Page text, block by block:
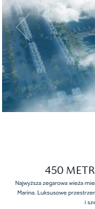
450
Najwyższa zegarowa wieża
Marina. Luksusowe
i